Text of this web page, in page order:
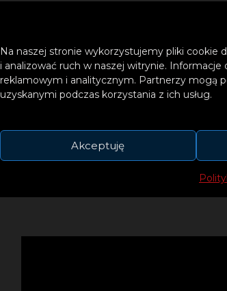
Na naszej stronie wykorzystujemy pliki cookie
i analizować ruch w naszej witrynie.
reklamowym i analitycznym. Partnerzy mogą
uzyskanymi podczas korzystania z ich usług.
Akceptuję
Płyta została wydana w wersji
wersji Deluxe 2CD (z 6
winylu „Bujda”), na winylu (tylko
dodatkowymi krążkami CD z
Music x Skytech Remix)”,